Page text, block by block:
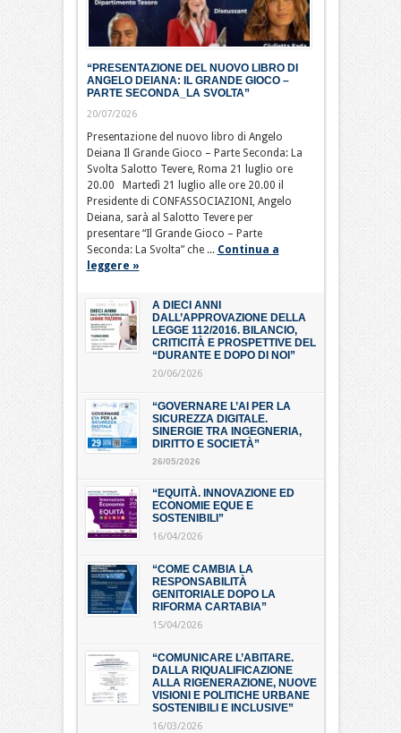
“PRESENTAZIONE DEL NUOVO LIBRO DI
ANGELO DEIANA: IL GRANDE GIOCO –
PARTE SECONDA_LA SVOLTA”
20/07/2026
Presentazione del nuovo libro di Angelo
Deiana Il Grande Gioco – Parte Seconda: La
Svolta Salotto Tevere, Roma 21 luglio ore
20.00 Martedì 21 luglio alle ore 20.00 il
Presidente di CONFASSOCIAZIONI, Angelo
Deiana, sarà al Salotto Tevere per
presentare “Il Grande Gioco – Parte
Seconda: La Svolta” che ... Continua a
leggere »
A DIECI ANNI
DALL’APPROVAZIONE DELLA
LEGGE 112/2016. BILANCIO,
CRITICITÀ E PROSPETTIVE DEL
“DURANTE E DOPO DI NOI”
20/06/2026
“GOVERNARE L’AI PER LA
SICUREZZA DIGITALE.
SINERGIE TRA INGEGNERIA,
DIRITTO E SOCIETÀ”
26/05/2026
“EQUITÀ. INNOVAZIONE ED
ECONOMIE EQUE E
SOSTENIBILI”
16/04/2026
“COME CAMBIA LA
RESPONSABILITÀ
GENITORIALE DOPO LA
RIFORMA CARTABIA”
15/04/2026
“COMUNICARE L’ABITARE.
DALLA RIQUALIFICAZIONE
ALLA RIGENERAZIONE, NUOVE
VISIONI E POLITICHE URBANE
SOSTENIBILI E INCLUSIVE”
16/03/2026